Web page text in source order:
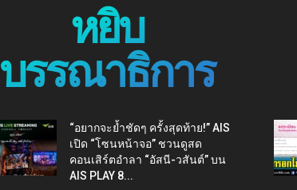
หยิบ
บรรณาธิการ
“อยากจะย้ำชัดๆ ครั้งสุดท้าย!” AIS
เปิด “โซนหน้าจอ” ชวนดูสด
คอนเสิร์ตอำลา “อัสนี-วสันต์” บน
AIS PLAY 8...